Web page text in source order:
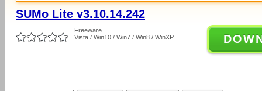
SUMo Lite v3.10.14.242
Freeware
Vista / Win10 / Win7 / Win8 / WinXP